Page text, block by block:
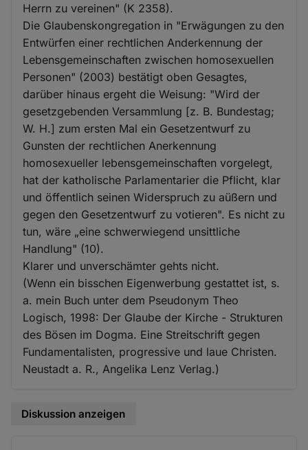
Herrn zu vereinen" (K 2358).
Die Glaubenskongregation in "Erwägungen zu den
Entwürfen einer rechtlichen Anderkennung der
Lebensgemeinschaften zwischen homosexuellen
Personen" (2003) bestätigt oben Gesagtes,
darüber hinaus ergeht die Weisung: "Wird der
gesetzgebenden Versammlung [z. B. Bundestag;
W. H.] zum ersten Mal ein Gesetzentwurf zu
Gunsten der rechtlichen Anerkennung
homosexueller lebensgemeinschaften vorgelegt,
hat der katholische Parlamentarier die Pflicht, klar
und öffentlich seinen Widerspruch zu aüßern und
gegen den Gesetzentwurf zu votieren". Es nicht zu
tun, wäre „eine schwerwiegend unsittliche
Handlung" (10).
Klarer und unverschämter gehts nicht.
(Wenn ein bisschen Eigenwerbung gestattet ist, s.
a. mein Buch unter dem Pseudonym Theo
Logisch, 1998: Der Glaube der Kirche - Strukturen
des Bösen im Dogma. Eine Streitschrift gegen
Fundamentalisten, progressive und laue Christen.
Neustadt a. R., Angelika Lenz Verlag.)
Diskussion anzeigen